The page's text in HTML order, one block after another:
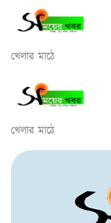
খেলার মাঠে
খেলার মাঠে